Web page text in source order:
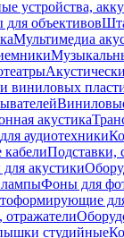
устройства,
для объективов
Мультимедиа
виниловых
акустика
аудиотехники
кабелиПодставки,
акустики
Фоны для
студийные